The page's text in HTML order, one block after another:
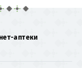
аптеки